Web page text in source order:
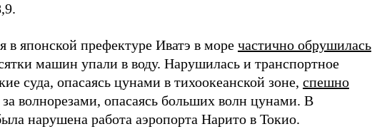
в японской префектуре Иватэ в море частично обрушилась
машин упали в воду. Нарушилась и транспортное
суда, опасаясь цунами в тихоокеанской зоне, спешно
волнорезами, опасаясь больших волн цунами. В
нарушена работа аэропорта Нарито в Токио.